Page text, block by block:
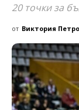
20 точки за
от Виктория